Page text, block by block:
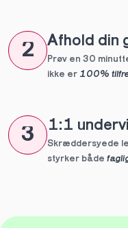
2 Afhold din
Prøv en 30
ikke er 100%
3 1:1
Skræddersyede
styrker både